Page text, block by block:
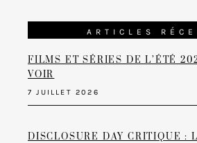
ARTICLES
FILMS ET SÉRIES DE L’ÉTÉ
VOIR
7 JUILLET 2026
DISCLOSURE DAY CRITIQUE :